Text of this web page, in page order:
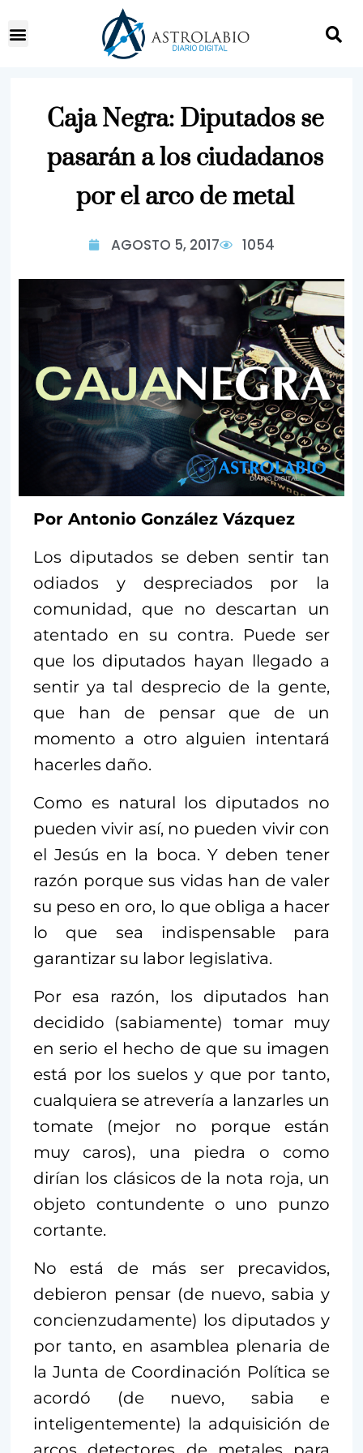
Caja Negra: Diputados se
pasarán a los ciudadanos
por el arco de metal
AGOSTO 5, 2017 1054
Por Antonio González Vázquez
Los diputados se deben sentir tan
odiados y despreciados por la
comunidad, que no descartan un
atentado en su contra. Puede ser
que los diputados hayan llegado a
sentir ya tal desprecio de la gente,
que han de pensar que de un
momento a otro alguien intentará
hacerles daño.
Como es natural los diputados no
pueden vivir así, no pueden vivir con
el Jesús en la boca. Y deben tener
razón porque sus vidas han de valer
su peso en oro, lo que obliga a hacer
lo que sea indispensable para
garantizar su labor legislativa.
Por esa razón, los diputados han
decidido (sabiamente) tomar muy
en serio el hecho de que su imagen
está por los suelos y que por tanto,
cualquiera se atrevería a lanzarles un
tomate (mejor no porque están
muy caros), una piedra o como
dirían los clásicos de la nota roja, un
objeto contundente o uno punzo
cortante.
No está de más ser precavidos,
debieron pensar (de nuevo, sabia y
concienzudamente) los diputados y
por tanto, en asamblea plenaria de
la Junta de Coordinación Política se
acordó (de nuevo, sabia e
inteligentemente) la adquisición de